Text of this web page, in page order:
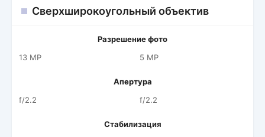
Сверхширокоугольный объектив
Разрешение фото
13 MP
5 MP
Апертура
f/2.2
f/2.2
Стабилизация